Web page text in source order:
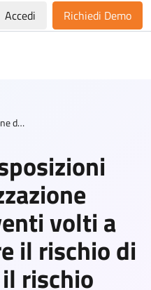
Accedi Richiedi Demo
Art. 29 - Disposizioni per la realizzazione degli interventi volti a fronteggiare il rischio di alluvione e il rischio idrogeologico
volti a
il rischio di
rischio